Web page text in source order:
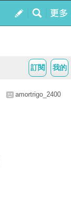
我的
訂閱
amortrigo_2400